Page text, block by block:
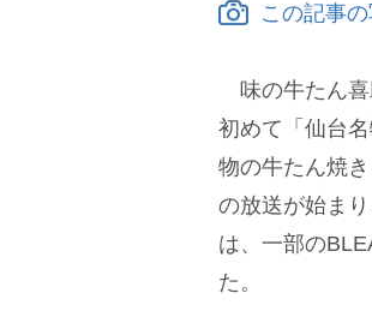
この記事
味の牛たん喜
初めて「仙台
物の牛たん焼
の放送が始ま
は、一部の
た。